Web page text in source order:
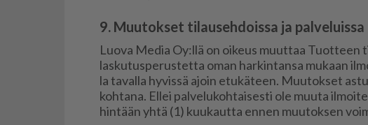
9. Muutokset tilausehdoissa ja palveluissa
Luo­va Me­dia Oy:llä on oi­keus muut­taa Tuot­teen
las­ku­tus­pe­rus­tet­ta oman har­kin­tan­sa mu­kaan
la ta­val­la hy­vis­sä ajoin etu­kä­teen. Muu­tok­set
koh­ta­na. El­lei pal­ve­lu­koh­tai­ses­ti ole muu­ta
hin­tään yh­tä (1) kuu­kaut­ta en­nen muu­tok­sen